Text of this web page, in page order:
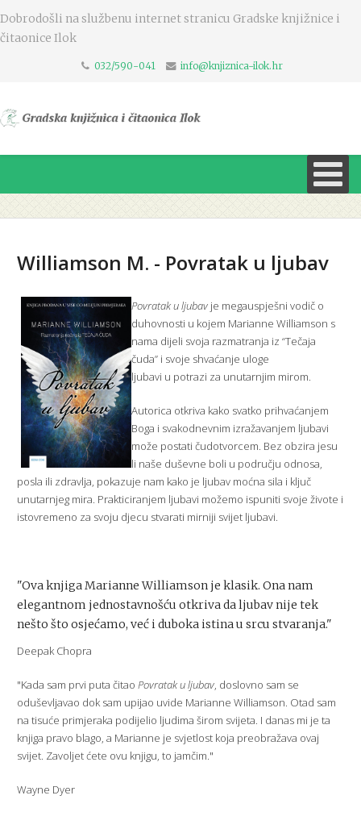
Dobrodošli na službenu internet stranicu Gradske knjižnice i
čitaonice Ilok
032/590-041 info@knjiznica-ilok.hr
Williamson M. - Povratak u ljubav
Povratak u ljubav je megauspješni vodič o
duhovnosti u kojem Marianne Williamson s
nama dijeli svoja razmatranja iz “Tečaja
čuda” i svoje shvaćanje uloge
ljubavi u potrazi za unutarnjim mirom.
Autorica otkriva kako svatko prihvaćanjem
Boga i svakodnevnim izražavanjem ljubavi
može postati čudotvorcem. Bez obzira jesu
li naše duševne boli u području odnosa,
posla ili zdravlja, pokazuje nam kako je ljubav moćna sila i ključ
unutarnjeg mira. Prakticiranjem ljubavi možemo ispuniti svoje živote i
istovremeno za svoju djecu stvarati mirniji svijet ljubavi.
"Ova knjiga Marianne Williamson je klasik. Ona nam
elegantnom jednostavnošću otkriva da ljubav nije tek
nešto što osjećamo, već i duboka istina u srcu stvaranja."
Deepak Chopra
"Kada sam prvi puta čitao Povratak u ljubav, doslovno sam se
oduševljavao dok sam upijao uvide Marianne Williamson. Otad sam
na tisuće primjeraka podijelio ljudima širom svijeta. I danas mi je ta
knjiga pravo blago, a Marianne je svjetlost koja preobražava ovaj
svijet. Zavoljet ćete ovu knjigu, to jamčim."
Wayne Dyer